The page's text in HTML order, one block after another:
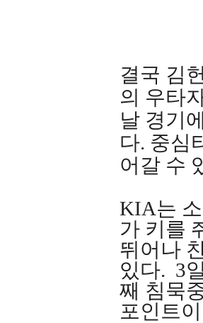
결국 김
의 우타
날 경기
다. 중심
어갈 수
KIA는
가 키를
뛰어나
있다. 3
째 침묵
포인트